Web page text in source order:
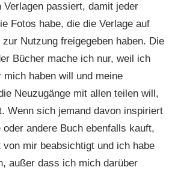
Verlagen passiert, damit jeder
Fotos habe, die die Verlage auf
Nutzung freigegeben haben. Die
Bücher mache ich nur, weil ich
haben will und meine
Neuzugänge mit allen teilen will,
Wenn sich jemand davon inspiriert
andere Buch ebenfalls kauft,
mir beabsichtigt und ich habe
außer dass ich mich darüber